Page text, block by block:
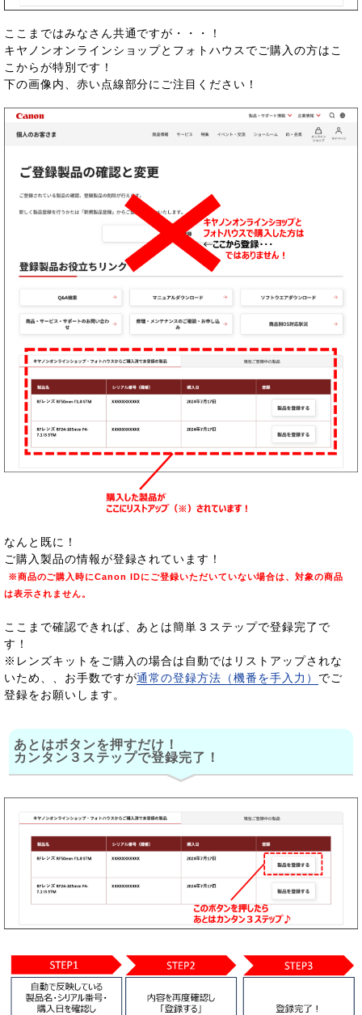
ここまではみなさん共通ですが・・・！
キヤノンオンラインショップとフォトハウスでご購入の方はこ
こからが特別です！
下の画像内、赤い点線部分にご注目ください！
なんと既に！
ご購入製品の情報が登録されています！
※商品のご購入時にCanon IDにご登録いただいていない場合は、対象の商品
は表示されません。
ここまで確認できれば、あとは簡単３ステップで登録完了で
す！
※レンズキットをご購入の場合は自動ではリストアップされな
いため、、お手数ですが通常の登録方法（機番を手入力） でご
登録をお願いします。
あとはボタンを押すだけ！
カンタン３ステップで登録完了！